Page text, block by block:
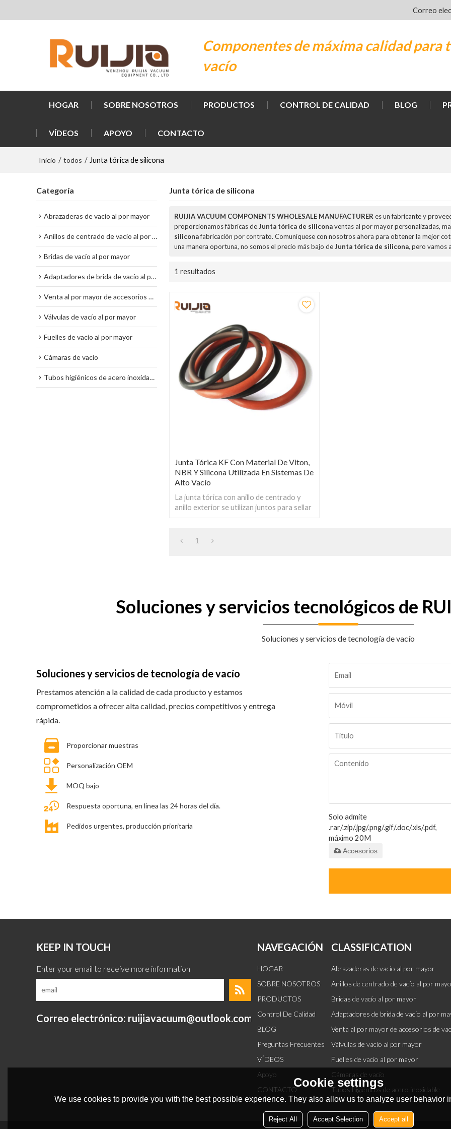
Correo
Componentes de máxima calidad para
vacío
HOGAR SOBRE NOSOTROS PRODUCTOS CONTROL DE CALIDAD BLOG
VÍDEOS APOYO CONTACTO
Inicio / todos / Junta tórica de silicona
Categoría
Abrazaderas de vacío al por mayor
Anillos de centrado de vacío al por mayor
Bridas de vacío al por mayor
Adaptadores de brida de vacío al por mayor
Venta al por mayor de accesorios de vacío
Válvulas de vacío al por mayor
Fuelles de vacío al por mayor
Cámaras de vacío
Tubos higiénicos de acero inoxidable
Junta tórica de silicona
RUIJIA VACUUM COMPONENTS WHOLESALE MANUFACTURER es un fabricante y
proporcionamos fábricas deJunta tórica de siliconaventas al por mayor personalizadas,
siliconafabricación por contrato. Comuníquese con nosotros ahora para obtener la mejor
una manera oportuna, no somos el precio más bajo deJunta tórica de silicona, pero vamos
1 resultados
Junta Tórica KF Con Material De Viton,
NBR Y Silicona Utilizada En Sistemas De
Alto Vacío
La junta tórica con anillo de centrado y
anillo exterior se utilizan juntos para sellar
1
Soluciones y servicios tecnológicos de
Soluciones y servicios de tecnología de vacío
Soluciones y servicios de tecnología de vacío
Prestamos atención a la calidad de cada producto y estamos
comprometidos a ofrecer alta calidad, precios competitivos y entrega
rápida.
Proporcionar muestras
Personalización OEM
MOQ bajo
Respuesta oportuna, en línea las 24 horas del día.
Pedidos urgentes, producción prioritaria
Solo admite
.rar/.zip/.jpg/.png/.gif/.doc/.xls/.pdf,
máximo 20M
Accesorios
KEEP IN TOUCH
Correo electrónico: ruijiavacuum@outlook.com
NAVEGACIÓN
HOGAR
SOBRE NOSOTROS
PRODUCTOS
Control De Calidad
BLOG
Preguntas Frecuentes
VÍDEOS
Apoyo
CONTACTO
CLASSIFICATION
Abrazaderas de vacío al por mayor
Anillos de centrado de vacío al por
Bridas de vacío al por mayor
Adaptadores de brida de vacío al por
Venta al por mayor de accesorios de
Válvulas de vacío al por mayor
Fuelles de vacío al por mayor
Cámaras de vacío
Tubos higiénicos de acero inoxidable
Cookie settings
We use cookies to provide you with the best possible experience. They also allow us to analyze user behavior
Reject All Accept Selection Accept all